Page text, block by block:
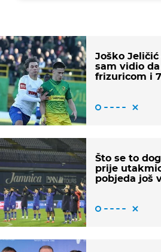
Joško
sam vidio
frizuricom i
Što se to
prije
pobjeda još